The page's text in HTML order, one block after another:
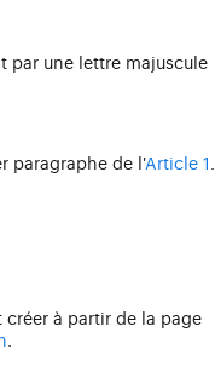
par une lettre majuscule
paragraphe de l'Article 1
à partir de la page